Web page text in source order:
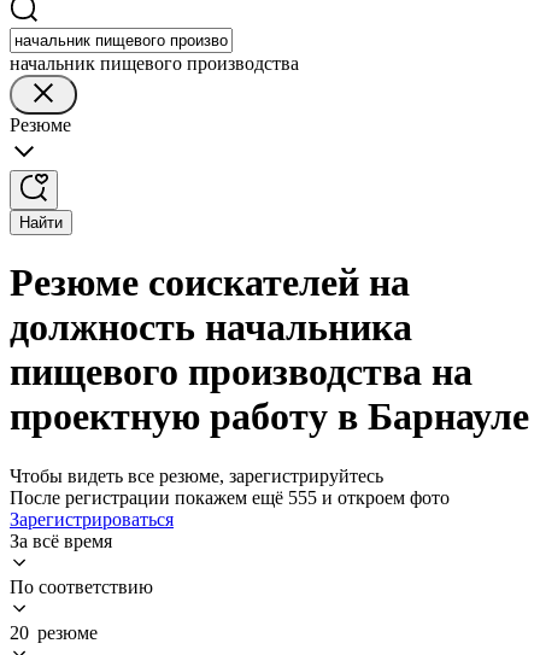
начальник пищевого производства
Резюме
Найти
Резюме соискателей на
должность начальника
пищевого производства на
проектную работу в Барнауле
Чтобы видеть все резюме, зарегистрируйтесь
После регистрации покажем ещё 555 и откроем фото
Зарегистрироваться
За всё время
По соответствию
20 резюме